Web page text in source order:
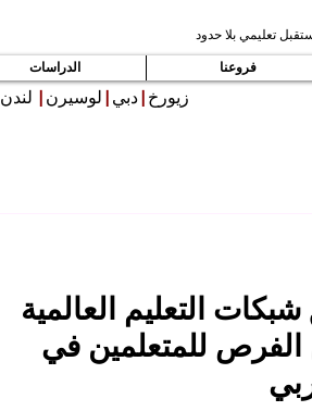
تعليمي بلا حدود
الدراسات فروعنا
زيورخ دبي لوسيرن لندن
التعليم العالمية
الفرص للمتعلمين في